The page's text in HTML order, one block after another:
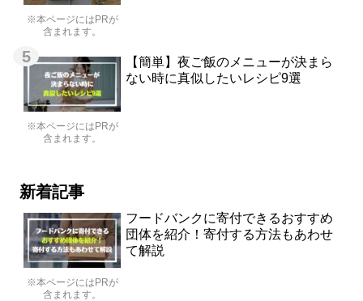
※本ページにはPRが
含まれます。
※本ページにはPRが
含まれます。
【簡単】夜ご飯のメニューが決まら
ない時に真似したいレシピ9選
新着記事
※本ページにはPRが
含まれます。
フードバンクに寄付できるおすすめ
団体を紹介！寄付する方法もあわせ
て解説